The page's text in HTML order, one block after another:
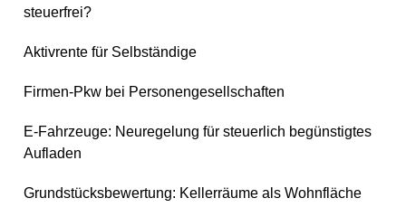
steuerfrei?
Aktivrente für Selbständige
Firmen-Pkw bei Personengesellschaften
E-Fahrzeuge: Neuregelung für steuerlich begünstigtes
Aufladen
Grundstücksbewertung: Kellerräume als Wohnfläche